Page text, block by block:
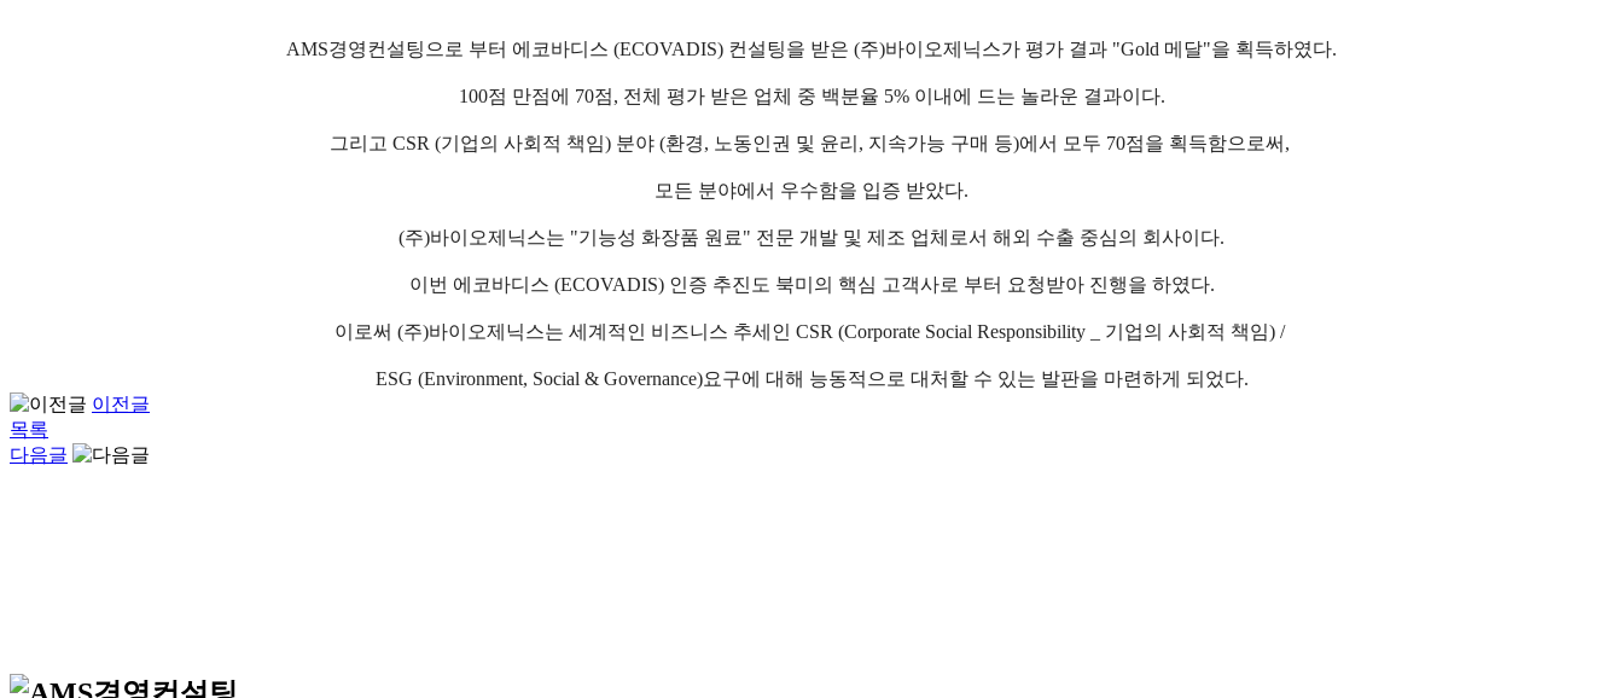
AMS경영컨설팅으로 부터 에코바디스 (ECOVADIS) 컨설팅을 받은 (주)바이오제닉스가 평가 결과 "Gold 메달"을 획득하였다.
100점 만점에 70점, 전체 평가 받은 업체 중 백분율 5% 이내에 드는 놀라운 결과이다.
그리고 CSR (기업의 사회적 책임) 분야 (환경, 노동인권 및 윤리 , 지속가능 구매 등)에서 모두 70점을 획득함으로써 ,
모든 분야에서 우수함을 입증 받았다.
(주)바이오제닉스는 "기능성 화장품 원료" 전문 개발 및 제조 업체로서 해외 수출 중심의 회사이다.
이번 에코바디스 (ECOVADIS) 인증 추진도 북미의 핵심 고객사로 부터 요청받아 진행을 하였다.
이로써 (주)바이오제닉스는 세계적인 비즈니스 추세인 CSR (Corporate Social Responsibility _ 기업의 사회적 책임) /
ESG (Environment, Social & Governance)요구에 대해 능동적으로 대처할 수 있는 발판을 마련하게 되었다.
이전글
목록
다음글